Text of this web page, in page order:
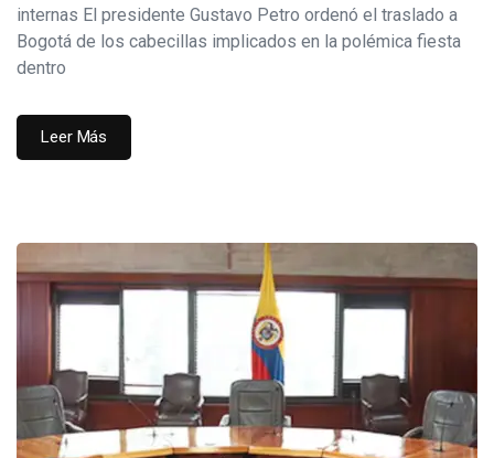
internas El presidente Gustavo Petro ordenó el traslado a
Bogotá de los cabecillas implicados en la polémica fiesta
dentro
Leer Más